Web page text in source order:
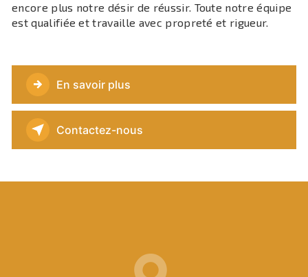
encore plus notre désir de réussir. Toute notre équipe
est qualifiée et travaille avec propreté et rigueur.
En savoir plus
Contactez-nous